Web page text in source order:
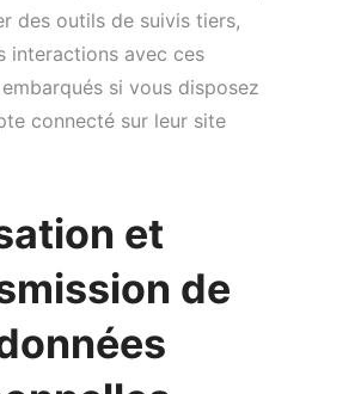
des outils de suivis tiers,
interactions avec ces
si vous disposez
connecté sur leur site
et
de